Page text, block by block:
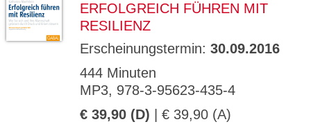
ERFOLGREICH FÜHREN MIT
RESILIENZ
Erscheinungstermin: 30.09.2016
444 Minuten
MP3, 978-3-95623-435-4
€ 39,90 (D) | € 39,90 (A)